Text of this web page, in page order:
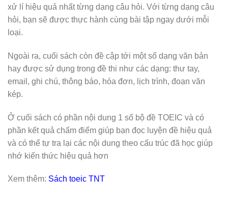
xử lí hiệu quả nhất từng dạng câu hỏi. Với từng dạng câu
hỏi, bạn sẽ được thực hành cùng bài tập ngay dưới mỗi
loại.
Ngoài ra, cuối sách còn đề cập tới một số dạng văn bản
hay được sử dụng trong đề thi như các dạng: thư tay,
email, ghi chú, thông báo, hóa đơn, lịch trình, đoạn văn
kép.
Ở cuối sách có phần nội dung 1 số bộ đề TOEIC và có
phần kết quả chấm điểm giúp bạn đọc luyện đề hiệu quả
và có thể tự tra lại các nội dung theo cấu trúc đã học giúp
nhớ kiến thức hiệu quả hơn
Xem thêm: Sách toeic TNT